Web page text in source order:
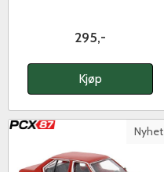
295,-
Kjøp
Nyhet